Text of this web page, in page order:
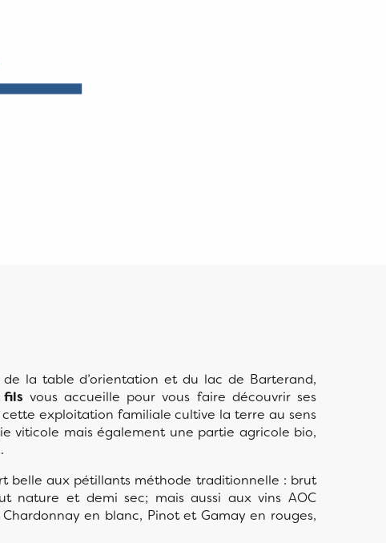
la table d’orientation et du lac de Barterand,
fils vous accueille pour vous faire découvrir ses
exploitation familiale cultive la terre au sens
viticole mais également une partie agricole bio,
belle aux pétillants méthode traditionnelle : brut
nature et demi sec; mais aussi aux vins AOC
en blanc, Pinot et Gamay en rouges,